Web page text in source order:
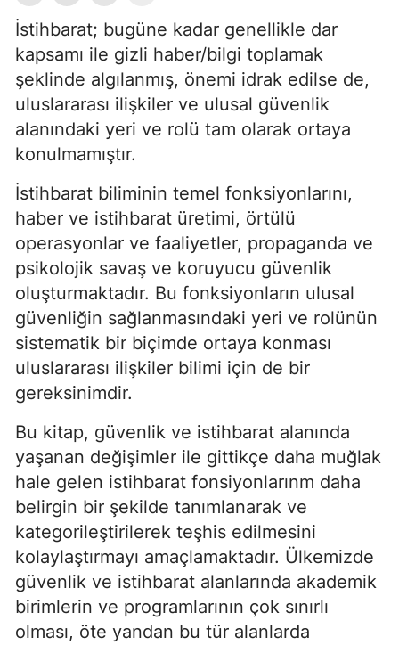
İstihbarat; bugüne kadar genellikle dar
kapsamı ile gizli haber/bilgi toplamak
şeklinde algılanmış, önemi idrak edilse de,
uluslararası ilişkiler ve ulusal güvenlik
alanındaki yeri ve rolü tam olarak ortaya
konulmamıştır.
İstihbarat biliminin temel fonksiyonlarını,
haber ve istihbarat üretimi, örtülü
operasyonlar ve faaliyetler, propaganda ve
psikolojik savaş ve koruyucu güvenlik
oluşturmaktadır. Bu fonksiyonların ulusal
güvenliğin sağlanmasındaki yeri ve rolünün
sistematik bir biçimde ortaya konması
uluslararası ilişkiler bilimi için de bir
gereksinimdir.
Bu kitap, güvenlik ve istihbarat alanında
yaşanan değişimler ile gittikçe daha muğlak
hale gelen istihbarat fonsiyonlarınm daha
belirgin bir şekilde tanımlanarak ve
kategorileştirilerek teşhis edilmesini
kolaylaştırmayı amaçlamaktadır. Ülkemizde
güvenlik ve istihbarat alanlarında akademik
birimlerin ve programlarının çok sınırlı
olması, öte yandan bu tür alanlarda